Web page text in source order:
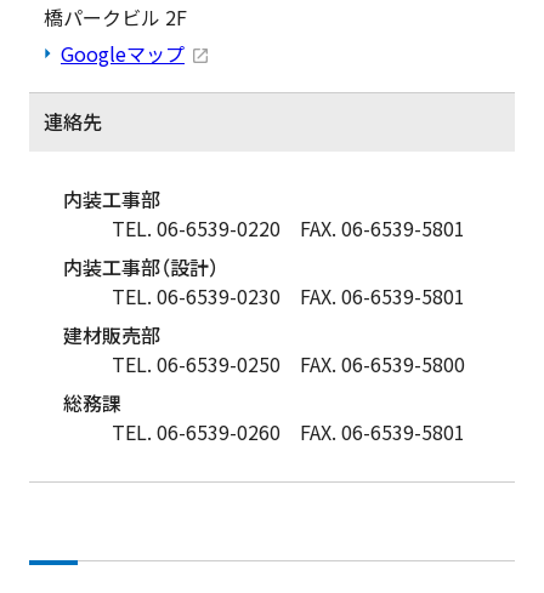
橋パークビル 2F
Googleマップ
連絡先
内装工事部
TEL. 06-6539-0220 FAX. 06-6539-5801
内装工事部（設計）
TEL. 06-6539-0230 FAX. 06-6539-5801
建材販売部
TEL. 06-6539-0250 FAX. 06-6539-5800
総務課
TEL. 06-6539-0260 FAX. 06-6539-5801